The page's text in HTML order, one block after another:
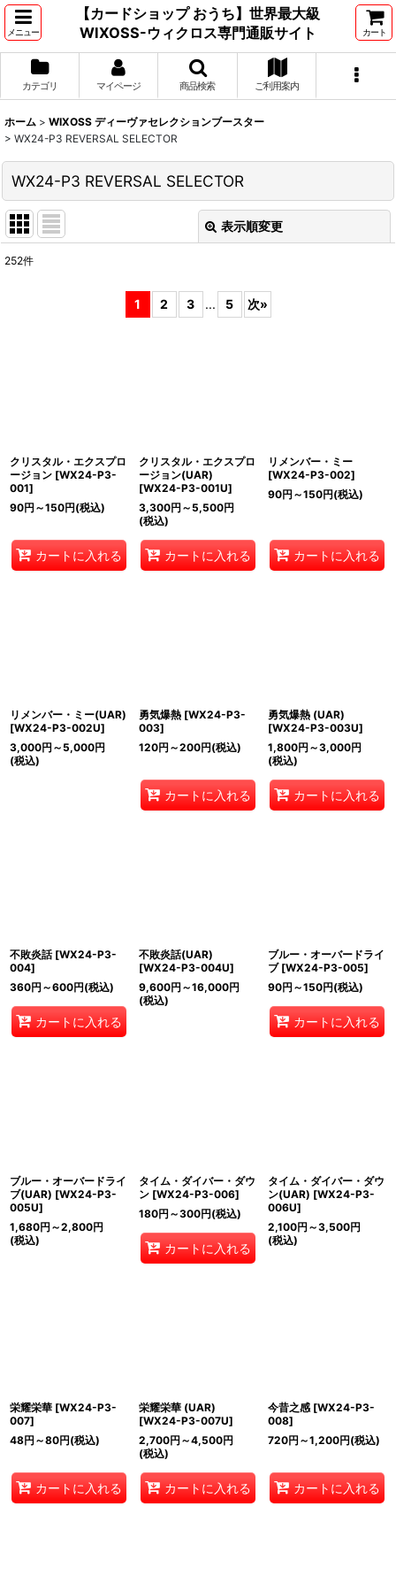
メニュー
【カードショップ おうち】世界最大級
WIXOSS-ウィクロス専門通販サイト
カート
カテゴリ マイページ 商品検索 ご利用案内
ホーム > WIXOSS ディーヴァセレクションブースター
> WX24-P3 REVERSAL SELECTOR
WX24-P3 REVERSAL SELECTOR
表示順変更
252件
1 2 3 ... 5 次»
クリスタル・エクスプロ
ージョン [WX24-P3-
001]
90円 ～150円(税込)
カートに入れる
クリスタル・エクスプロ
ージョン(UAR)
[WX24-P3-001U]
3,300円 ～5,500円
(税込)
カートに入れる
リメンバー・ミー
[WX24-P3-002]
90円 ～150円(税込)
カートに入れる
リメンバー・ミー(UAR)
[WX24-P3-002U]
3,000円 ～5,000円
(税込)
勇気爆熱 [WX24-P3-
003]
120円 ～200円(税込)
カートに入れる
勇気爆熱 (UAR)
[WX24-P3-003U]
1,800円 ～3,000円
(税込)
カートに入れる
不敗炎話 [WX24-P3-
004]
360円 ～600円(税込)
カートに入れる
不敗炎話(UAR)
[WX24-P3-004U]
9,600円 ～16,000円
(税込)
ブルー・オーバードライ
ブ [WX24-P3-005]
90円 ～150円(税込)
カートに入れる
ブルー・オーバードライ
ブ(UAR) [WX24-P3-
005U]
1,680円 ～2,800円
(税込)
タイム・ダイバー・ダウ
ン [WX24-P3-006]
180円 ～300円(税込)
カートに入れる
タイム・ダイバー・ダウ
ン(UAR) [WX24-P3-
006U]
2,100円 ～3,500円
(税込)
栄耀栄華 [WX24-P3-
007]
48円 ～80円(税込)
カートに入れる
栄耀栄華 (UAR)
[WX24-P3-007U]
2,700円 ～4,500円
(税込)
カートに入れる
今昔之感 [WX24-P3-
008]
720円 ～1,200円(税込)
カートに入れる